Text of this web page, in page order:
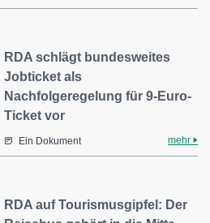
RDA schlägt bundesweites
Jobticket als
Nachfolgeregelung für 9-Euro-
Ticket vor
Ein Dokument mehr
RDA auf Tourismusgipfel: Der